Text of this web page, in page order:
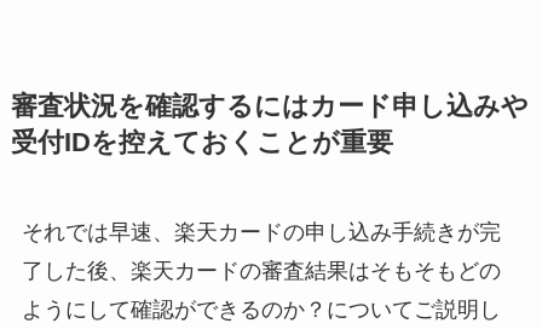
審査状況を確認するにはカード申し込みや
受付IDを控えておくことが重要
それでは早速、楽天カードの申し込み手続きが完
了した後、楽天カードの審査結果はそもそもどの
ようにして確認ができるのか？についてご説明し